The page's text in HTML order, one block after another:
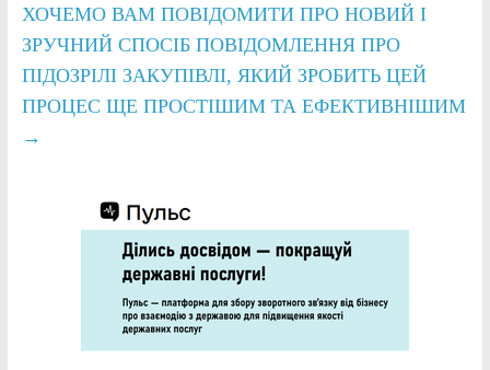
ХОЧЕМО ВАМ ПОВІДОМИТИ ПРО НОВИЙ І
ЗРУЧНИЙ СПОСІБ ПОВІДОМЛЕННЯ ПРО
ПІДОЗРІЛІ ЗАКУПІВЛІ, ЯКИЙ ЗРОБИТЬ ЦЕЙ
ПРОЦЕС ЩЕ ПРОСТІШИМ ТА ЕФЕКТИВНІШИМ
→